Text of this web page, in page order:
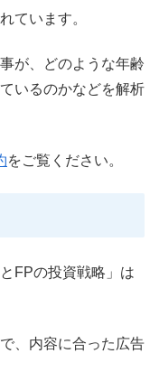
ています。
が、どのような年齢
いるのかなどを解析
をご覧ください。
FPの投資戦略」は
、内容に合った広告